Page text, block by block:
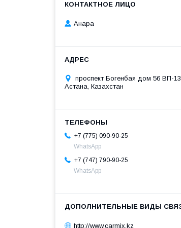
Анара
проспект Богенбая дом 56 ВП-13,
Астана, Казахстан
+7 (775) 090-90-25
WhatsApp
+7 (747) 790-90-25
WhatsApp
http://www.carmix.kz